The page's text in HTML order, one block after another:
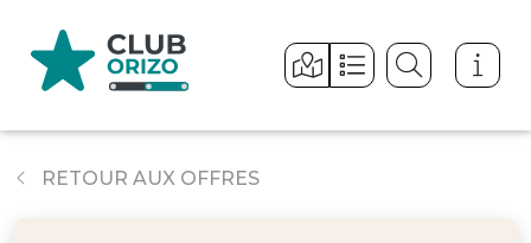
RETOUR AUX OFFRES